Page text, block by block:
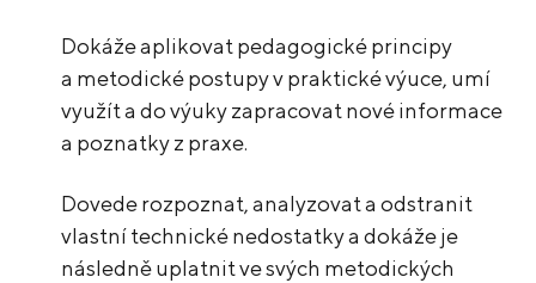
Dokáže aplikovat pedagogické principy
a metodické postupy v praktické výuce, umí
využít a do výuky zapracovat nové informace
a poznatky z praxe.
Dovede rozpoznat, analyzovat a odstranit
vlastní technické nedostatky a dokáže je
následně uplatnit ve svých metodických